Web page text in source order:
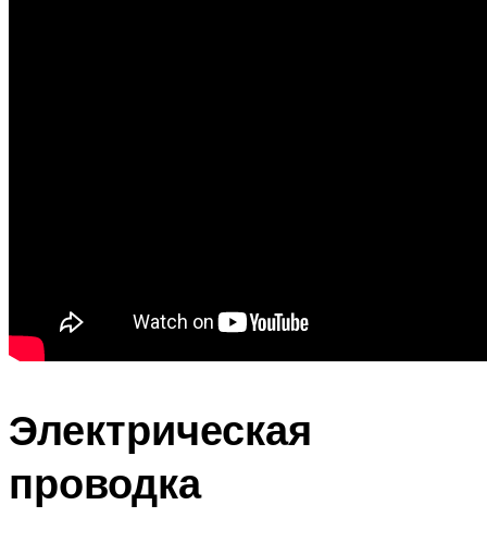
Электрическая
проводка